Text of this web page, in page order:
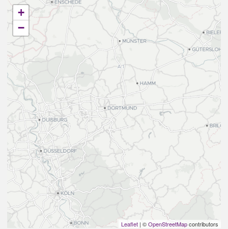
+
−
Leaflet | ©OpenStreetMapcontributors